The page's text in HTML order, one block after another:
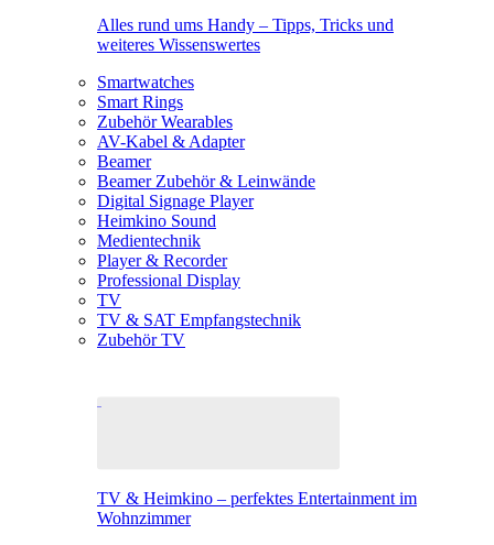
Alles rund ums Handy – Tipps, Tricks und
weiteres Wissenswertes
Smartwatches
Smart Rings
Zubehör Wearables
AV-Kabel & Adapter
Beamer
Beamer Zubehör & Leinwände
Digital Signage Player
Heimkino Sound
Medientechnik
Player & Recorder
Professional Display
TV
TV & SAT Empfangstechnik
Zubehör TV
TV & Heimkino – perfektes Entertainment im
Wohnzimmer